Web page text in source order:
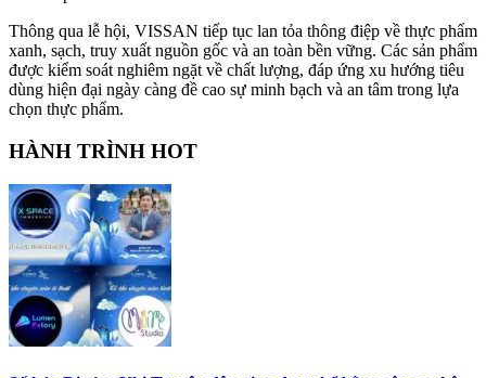
Thông qua lễ hội, VISSAN tiếp tục lan tỏa thông điệp về thực phẩm
xanh, sạch, truy xuất nguồn gốc và an toàn bền vững. Các sản phẩm
được kiểm soát nghiêm ngặt về chất lượng, đáp ứng xu hướng tiêu
dùng hiện đại ngày càng đề cao sự minh bạch và an tâm trong lựa
chọn thực phẩm.
HÀNH TRÌNH HOT